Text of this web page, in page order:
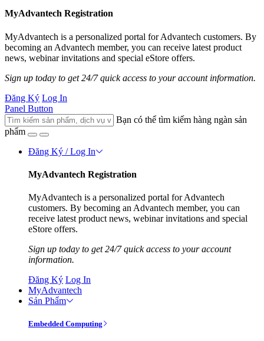
MyAdvantech Registration
MyAdvantech is a personalized portal for Advantech customers. By
becoming an Advantech member, you can receive latest product
news, webinar invitations and special eStore offers.
Sign up today to get 24/7 quick access to your account information.
Đăng Ký Log In
Panel Button
Bạn có thể tìm kiếm hàng ngàn sản
phẩm
Đăng Ký / Log In
MyAdvantech Registration
MyAdvantech is a personalized portal for Advantech
customers. By becoming an Advantech member, you can
receive latest product news, webinar invitations and special
eStore offers.
Sign up today to get 24/7 quick access to your account
information.
Đăng Ký Log In
MyAdvantech
Sản Phẩm
Embedded Computing